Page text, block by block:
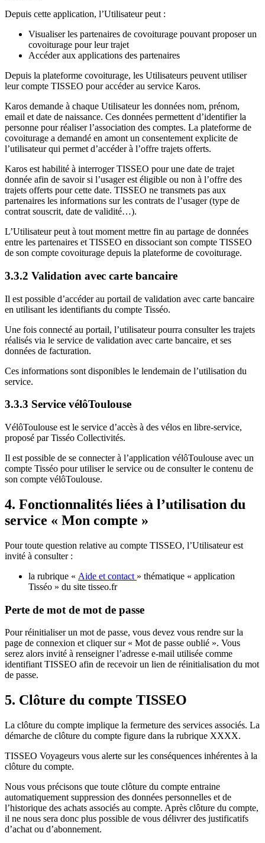
Depuis cette application, l’Utilisateur peut :
Visualiser les partenaires de covoiturage pouvant proposer un
covoiturage pour leur trajet
Accéder aux applications des partenaires
Depuis la plateforme covoiturage, les Utilisateurs peuvent utiliser
leur compte TISSEO pour accéder au service Karos.
Karos demande à chaque Utilisateur les données nom, prénom,
email et date de naissance. Ces données permettent d’identifier la
personne pour réaliser l’association des comptes. La plateforme de
covoiturage a demandé en amont un consentement explicite de
l’utilisateur qui permet d’accéder à l’offre trajets offerts.
Karos est habilité à interroger TISSEO pour une date de trajet
donnée afin de savoir si l’usager est éligible ou non à l’offre des
trajets offerts pour cette date. TISSEO ne transmets pas aux
partenaires les informations sur les contrats de l’usager (type de
contrat souscrit, date de validité…).
L’Utilisateur peut à tout moment mettre fin au partage de données
entre les partenaires et TISSEO en dissociant son compte TISSEO
de son compte covoiturage depuis la plateforme de covoiturage.
3.3.2 Validation avec carte bancaire
Il est possible d’accéder au portail de validation avec carte bancaire
en utilisant les identifiants du compte Tisséo.
Une fois connecté au portail, l’utilisateur pourra consulter les trajets
réalisés via le service de validation avec carte bancaire, et ses
données de facturation.
Ces informations sont disponibles le lendemain de l’utilisation du
service.
3.3.3 Service vélôToulouse
VélôToulouse est le service d’accès à des vélos en libre-service,
proposé par Tisséo Collectivités.
Il est possible de se connecter à l’application vélôToulouse avec un
compte Tisséo pour utiliser le service ou de consulter le contenu de
son compte vélôToulouse.
4. Fonctionnalités liées à l’utilisation du
service « Mon compte »
Pour toute question relative au compte TISSEO, l’Utilisateur est
invité à consulter :
la rubrique « Aide et contact » thématique « application
Tisséo » du site tisseo.fr
Perte de mot de mot de passe
Pour réinitialiser un mot de passe, vous devez vous rendre sur la
page de connexion et cliquer sur « Mot de passe oublié ». Vous
serez alors invité à renseigner l’adresse e-mail utilisée comme
identifiant TISSEO afin de recevoir un lien de réinitialisation du mot
de passe.
5. Clôture du compte TISSEO
La clôture du compte implique la fermeture des services associés. La
démarche de clôture du compte figure dans la rubrique XXXX.
TISSEO Voyageurs vous alerte sur les conséquences inhérentes à la
clôture du compte.
Nous vous précisons que toute clôture du compte entraine
automatiquement suppression des données personnelles et de
l’historique des achats associés au compte. Après clôture du compte,
il ne nous sera donc plus possible de vous délivrer des justificatifs
d’achat ou d’abonnement.